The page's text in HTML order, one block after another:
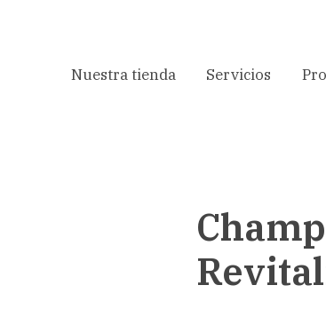
Nuestra tienda Servicios